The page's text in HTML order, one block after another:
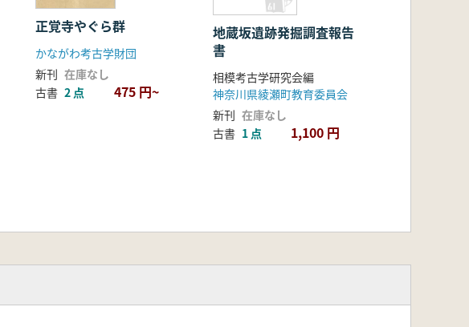
正覚寺やぐら群
かながわ考古学財団
新刊 在庫なし
古書 2 点 475 円~
地蔵坂遺跡発掘調査報告
書
相模考古学研究会編
神奈川県綾瀬町教育委員会
新刊 在庫なし
古書 1 点 1,100 円